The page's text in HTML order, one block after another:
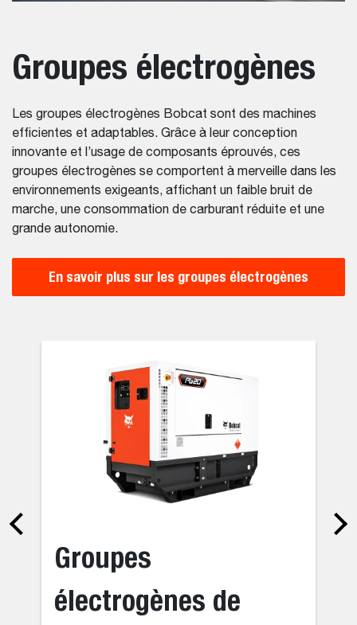
Groupes électrogènes
Les groupes électrogènes Bobcat sont des machines
efficientes et adaptables. Grâce à leur conception
innovante et l’usage de composants éprouvés, ces
groupes électrogènes se comportent à merveille dans les
environnements exigeants, affichant un faible bruit de
marche, une consommation de carburant réduite et une
grande autonomie.
En savoir plus sur les groupes électrogènes
Groupes
électrogènes de